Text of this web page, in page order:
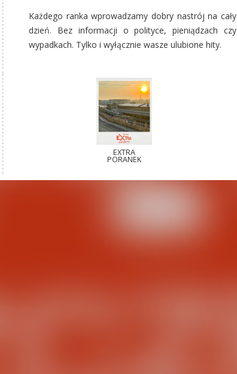
Każdego ranka wprowadzamy dobry nastrój na cały
dzień. Bez informacji o polityce, pieniądzach czy
wypadkach. Tylko i wyłącznie wasze ulubione hity.
EXTRA
PORANEK